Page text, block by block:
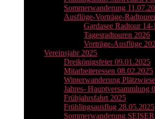
Sommerwanderung
Ausflüge-Vorträge-
Gardasee Radtour
Tagesradtouren 2026
Vorträge-Ausflüge
Vereinsjahr 2025
Dreikönigsfeier 09.01.2025
Mitarbeiteressen 08.02.2025
Winterwanderung
Jahres- Hauptversammlung
Frühjahrsfahrt 2025
Frühlingsausflug 28.05.2025
Sommerwanderung